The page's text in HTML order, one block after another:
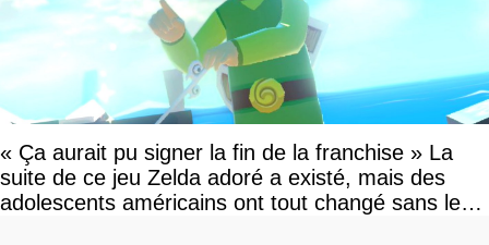
« Ça aurait pu signer la fin de la franchise » La
suite de ce jeu Zelda adoré a existé, mais des
adolescents américains ont tout changé sans le